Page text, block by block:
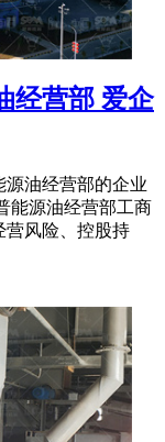
经营部 爱企
源油经营部的企业
能源油经营部工商
营风险、控股持